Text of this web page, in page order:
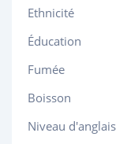
Ethnicité
Éducation
Fumée
Boisson
Niveau d'anglais